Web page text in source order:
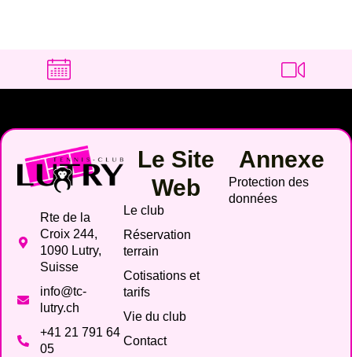
Rte de la
Croix 244,
1090 Lutry,
Suisse
info@tc-
lutry.ch
+41 21 791 64
05
Le Site
Web
Le club
Réservation
terrain
Cotisations et
tarifs
Vie du club
Contact
Annexe
Protection des
données